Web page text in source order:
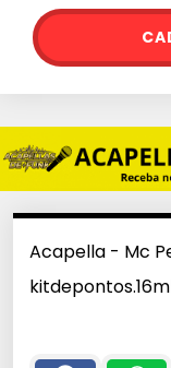
Acapella - Mc